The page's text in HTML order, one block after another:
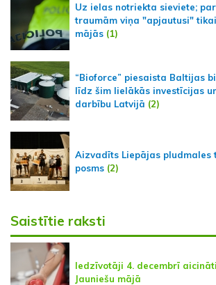
Uz ielas notriekta sieviete;
traumām viņa "apjautusi"
mājās (1)
“Bioforce” piesaista Baltijas
līdz šim lielākās investīcijas
darbību Latvijā (2)
Aizvadīts Liepājas pludmales
posms (2)
Saistītie raksti
Iedzīvotāji 4. decembrī
Jauniešu mājā